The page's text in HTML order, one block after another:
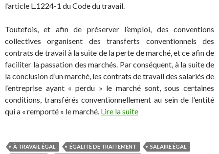
l’article L.1224-1 du Code du travail.
Toutefois, et afin de préserver l’emploi, des conventions
collectives organisent des transferts conventionnels des
contrats de travail à la suite de la perte de marché, et ce afin de
faciliter la passation des marchés. Par conséquent, à la suite de
la conclusion d’un marché, les contrats de travail des salariés de
l’entreprise ayant « perdu » le marché sont, sous certaines
conditions, transférés conventionnellement au sein de l’entité
qui a « remporté » le marché. Lire la suite
À TRAVAIL ÉGAL ÉGALITÉ DE TRAITEMENT
SALAIRE ÉGAL